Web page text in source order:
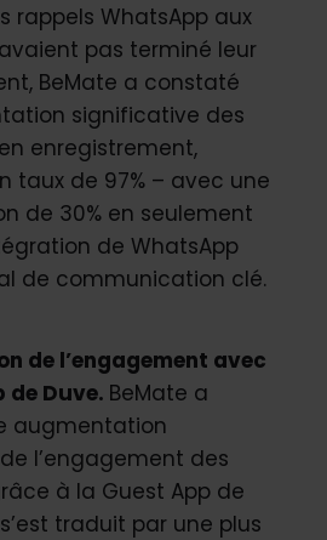
rappels WhatsApp aux
pas terminé leur
BeMate a constaté
significative des
enregistrement,
taux de 97% – avec une
de 30% en seulement
de WhatsApp
de communication clé.
de l’engagement avec
de Duve. BeMate a
augmentation
l’engagement des
à la Guest App de
traduit par une plus